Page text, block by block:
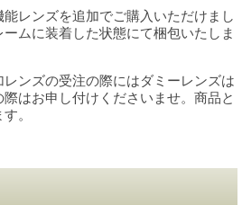
レンズを追加でご購入いただけまし
ムに装着した状態にて梱包いたしま
ンズの受注の際にはダミーレンズは
はお申し付けくださいませ。商品と
。